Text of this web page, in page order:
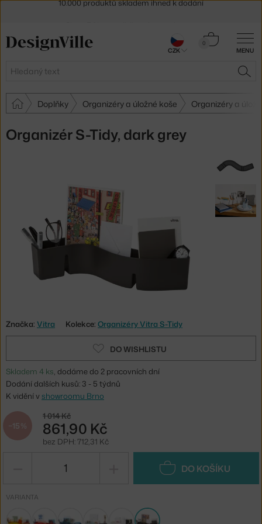
MENU
Hledat
0
Košík
Doplňky Organizéry a úložné koše Organizéry a
Organizér S-Tidy, dark grey
Značka: Vitra Kolekce: Organizéry Vitra S-Tidy
DO WISHLISTU
Skladem 4 ks, dodáme do 2 pracovních dní
Dodání dalších kusů: 3 - 5 týdnů
K vidění v showroomu Brno
−15 %
1 014 Kč
861,90 Kč
bez DPH: 712,31 Kč
DO KOŠÍKU
VARIANTA
30 dní na vrácení zboží
CZK